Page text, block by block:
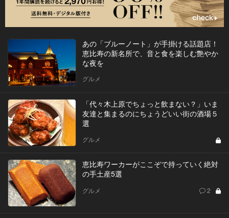
あの「ブルーノート」が手掛ける話題店！
恵比寿の新名所で、音と食を楽しむ艶やか
な夜を
グルメ
「代々木上原でちょっと飲まない？」いま
友達と集まるのにちょうどいい街の酒場５
選
グルメ
恵比寿ワーカーがここぞで持っていく絶対
の手土産5選
グルメ 2